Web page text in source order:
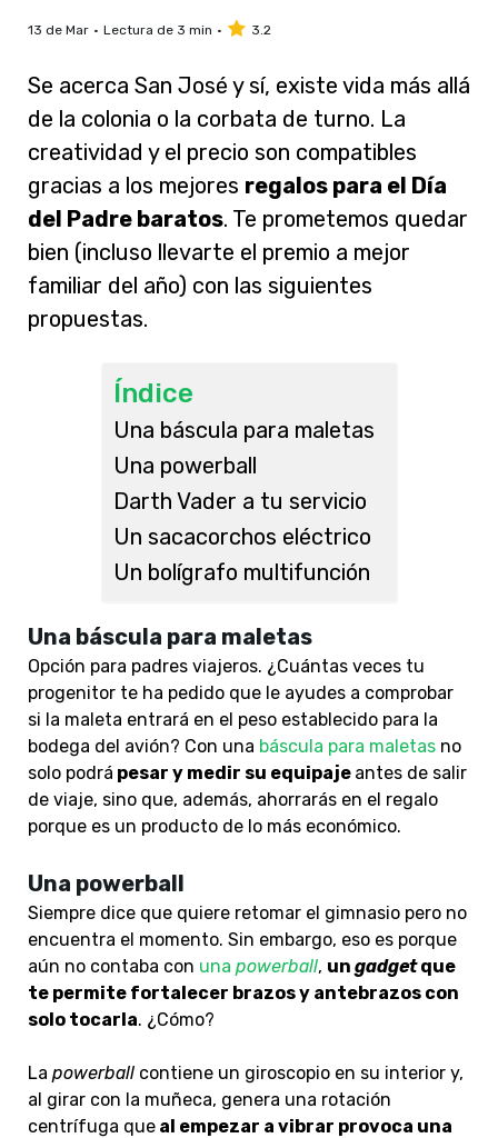
13 de Mar Lectura de 3 min 3.2
Se acerca San José y sí, existe vida más allá
de la colonia o la corbata de turno. La
creatividad y el precio son compatibles
gracias a los mejores regalos para el Día
del Padre baratos. Te prometemos quedar
bien (incluso llevarte el premio a mejor
familiar del año) con las siguientes
propuestas.
Índice
Una báscula para maletas
Una powerball
Darth Vader a tu servicio
Un sacacorchos eléctrico
Un bolígrafo multifunción
Una báscula para maletas
Opción para padres viajeros. ¿Cuántas veces tu
progenitor te ha pedido que le ayudes a comprobar
si la maleta entrará en el peso establecido para la
bodega del avión? Con una báscula para maletas no
solo podrá pesar y medir su equipaje antes de salir
de viaje, sino que, además, ahorrarás en el regalo
porque es un producto de lo más económico.
Una powerball
Siempre dice que quiere retomar el gimnasio pero no
encuentra el momento. Sin embargo, eso es porque
aún no contaba con una powerball, un gadgetque
te permite fortalecer brazos y antebrazos con
solo tocarla. ¿Cómo?
La powerball contiene un giroscopio en su interior y,
al girar con la muñeca, genera una rotación
centrífuga que al empezar a vibrar provoca una